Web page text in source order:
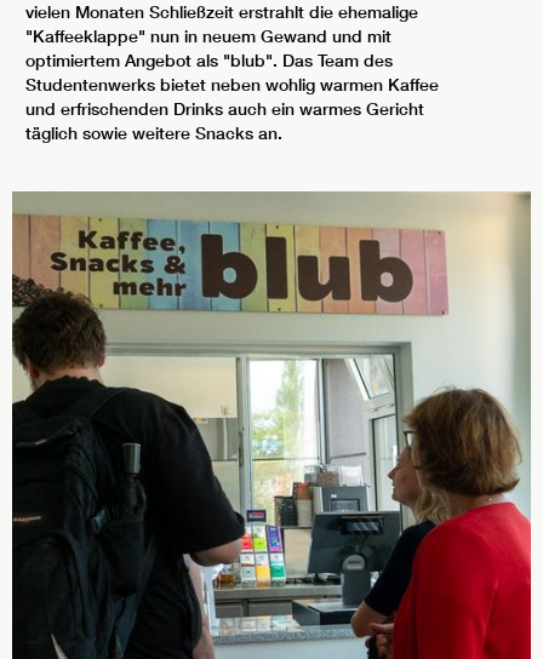
vielen Monaten Schließzeit erstrahlt die ehemalige
"Kaffeeklappe" nun in neuem Gewand und mit
optimiertem Angebot als "blub". Das Team des
Studentenwerks bietet neben wohlig warmen Kaffee
und erfrischenden Drinks auch ein warmes Gericht
täglich sowie weitere Snacks an.